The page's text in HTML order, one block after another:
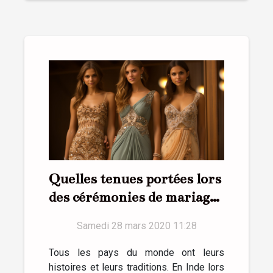
Quelles tenues portées lors
des cérémonies de mariage
Samedi 28 mars 2020 11:28
Tous les pays du monde ont leurs
histoires et leurs traditions. En Inde lors